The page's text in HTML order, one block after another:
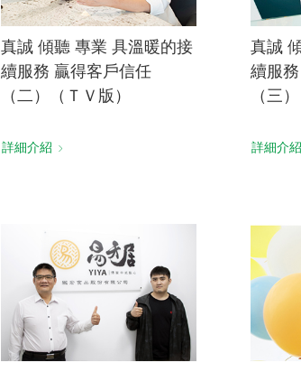
真誠 傾聽 專業 具溫暖的接
續服務 贏得客戶信任
（二）（ＴＶ版）
詳細介紹
真誠
續服
（三
詳細介紹